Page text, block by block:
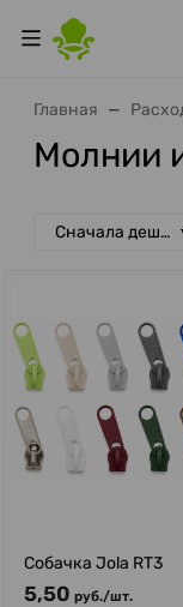
Главная
Молнии
Сначала
Собачка Jola RT3
5,50 руб./шт.